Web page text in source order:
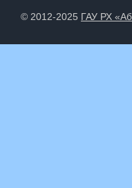
© 2012-2025 ГАУ РХ